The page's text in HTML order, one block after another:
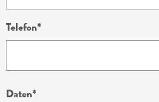
Telefon
Daten